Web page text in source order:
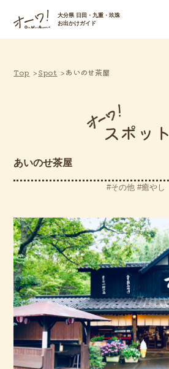
大分県 日田・九重・玖珠
お出かけガイド
Top Spot あいのせ茶屋
スポット
あいのせ茶屋
その他 癒やし